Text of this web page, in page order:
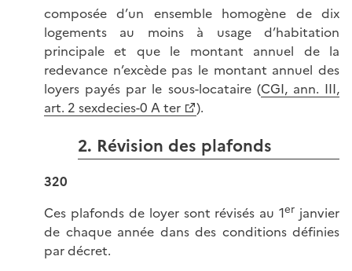
composée d’un ensemble homogène de dix
logements au moins à usage d’habitation
principale et que le montant annuel de la
redevance n’excède pas le montant annuel des
loyers payés par le sous-locataire (CGI, ann. III,
art. 2 sexdecies-0 A ter
).
2. Révision des plafonds
320
Ces plafonds de loyer sont révisés au 1er janvier
de chaque année dans des conditions définies
par décret.